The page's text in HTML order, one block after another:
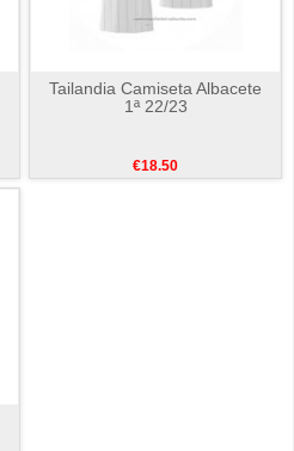
Tailandia Camiseta Albacete
1ª 22/23
€18.50